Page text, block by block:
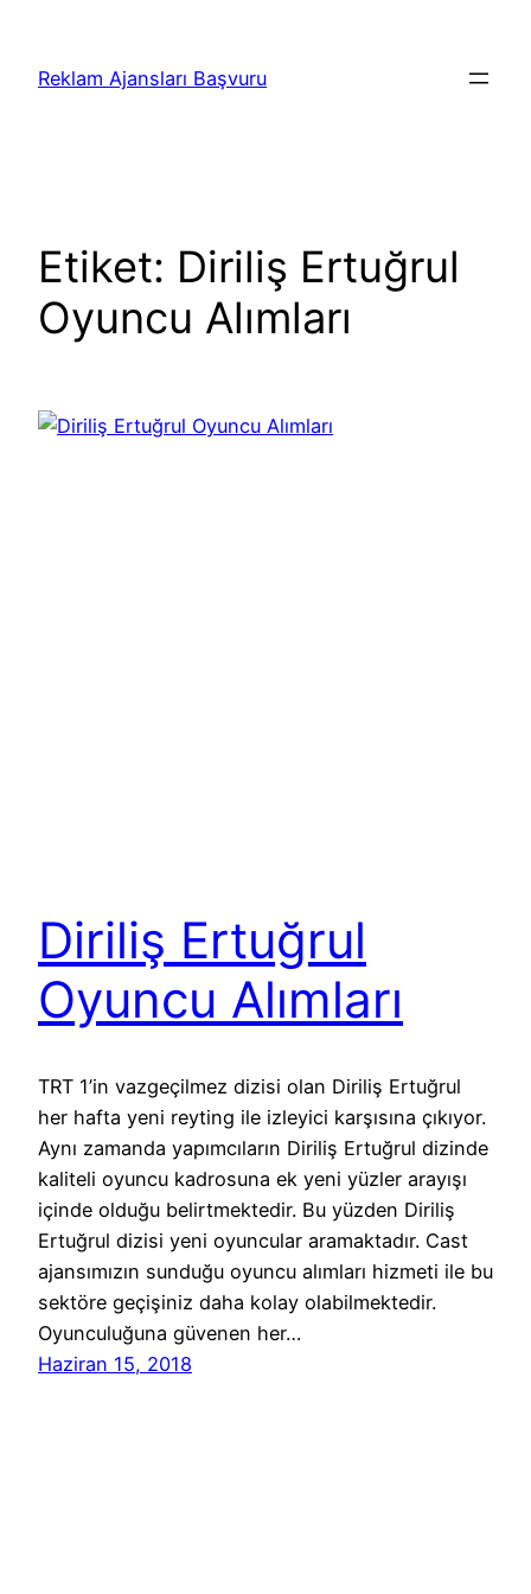
Reklam Ajansları Başvuru
Etiket: Diriliş Ertuğrul
Oyuncu Alımları
Diriliş Ertuğrul
Oyuncu Alımları
TRT 1’in vazgeçilmez dizisi olan Diriliş Ertuğrul
her hafta yeni reyting ile izleyici karşısına çıkıyor.
Aynı zamanda yapımcıların Diriliş Ertuğrul dizinde
kaliteli oyuncu kadrosuna ek yeni yüzler arayışı
içinde olduğu belirtmektedir. Bu yüzden Diriliş
Ertuğrul dizisi yeni oyuncular aramaktadır. Cast
ajansımızın sunduğu oyuncu alımları hizmeti ile bu
sektöre geçişiniz daha kolay olabilmektedir.
Oyunculuğuna güvenen her…
Haziran 15, 2018